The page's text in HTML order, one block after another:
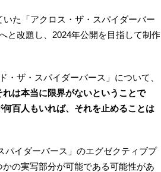
た「アクロス・ザ・スパイダーバー
と改題し、2024年公開を目指して制作
・ザ・スパイダーバース」について、
れは本当に限界がないということで
百人もいれば、それを止めることは
パイダーバース」のエグゼクティブプ
の実写部分が可能である可能性があ